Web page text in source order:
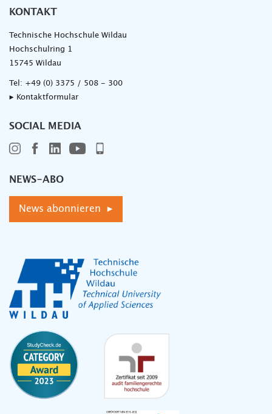
KONTAKT
Technische Hochschule Wildau
Hochschulring 1
15745 Wildau
Tel: +49 (0) 3375 / 508 - 300
▸ Kontaktformular
SOCIAL MEDIA
NEWS-ABO
News abonnieren ▸